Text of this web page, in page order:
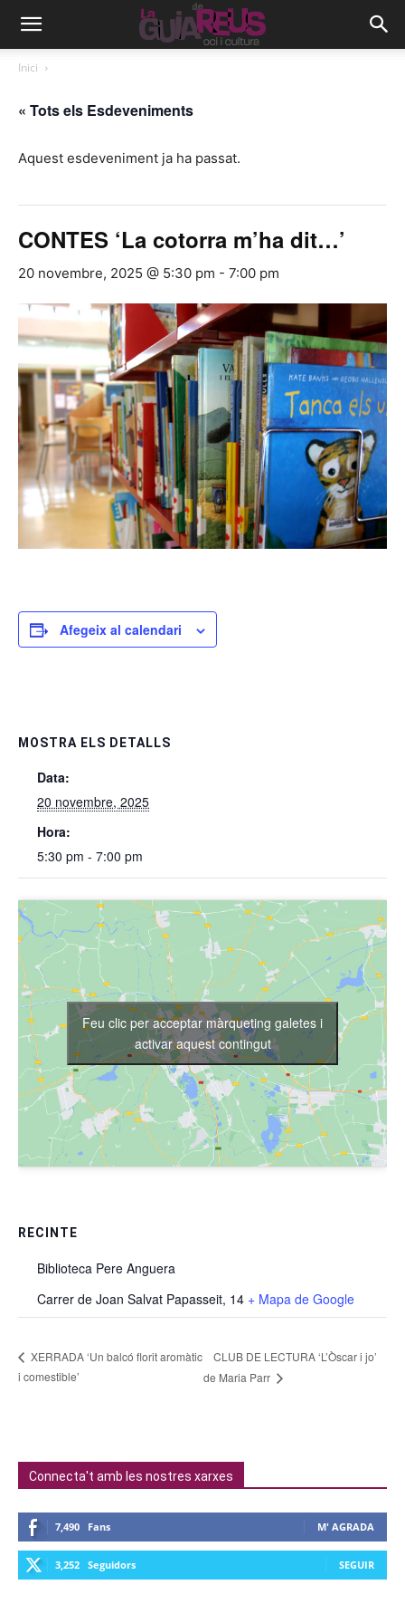
Inici
« Tots els Esdeveniments
Aquest esdeveniment ja ha passat.
CONTES ‘La cotorra m’ha dit…’
20 novembre, 2025 @ 5:30 pm - 7:00 pm
Afegeix al calendari
MOSTRA ELS DETALLS
Data:
20 novembre, 2025
Hora:
5:30 pm - 7:00 pm
RECINTE
Biblioteca Pere Anguera
Carrer de Joan Salvat Papasseit, 14 + Mapa de Google
Feu clic per acceptar màrqueting galetes i
activar aquest contingut
XERRADA ‘Un balcó florit aromàtic
i comestible’
CLUB DE LECTURA ‘L’Òscar i jo’
de Maria Parr
Connecta't amb les nostres xarxes
7,490 Fans M' AGRADA
3,252 Seguidors SEGUIR